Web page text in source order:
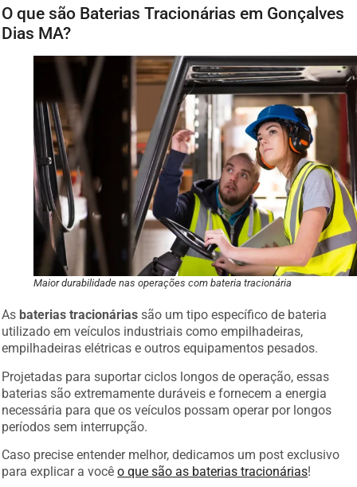
O que são Baterias Tracionárias em Gonçalves
Dias MA?
Maior durabilidade nas operações com bateria tracionária
As baterias tracionárias são um tipo específico de bateria
utilizado em veículos industriais como empilhadeiras,
empilhadeiras elétricas e outros equipamentos pesados.
Projetadas para suportar ciclos longos de operação, essas
baterias são extremamente duráveis e fornecem a energia
necessária para que os veículos possam operar por longos
períodos sem interrupção.
Caso precise entender melhor, dedicamos um post exclusivo
para explicar a vocêo que são as baterias tracionárias!